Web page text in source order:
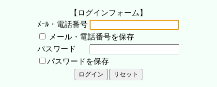
【ログインフォーム】
ﾒｰﾙ・電話番号
メール・電話番号を保存
パスワード
パスワードを保存